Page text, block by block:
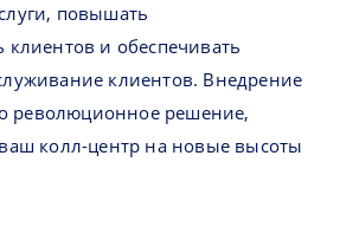
повышать
клиентов и обеспечивать
клиентов. Внедрение
революционное решение,
колл-центр на новые высоты